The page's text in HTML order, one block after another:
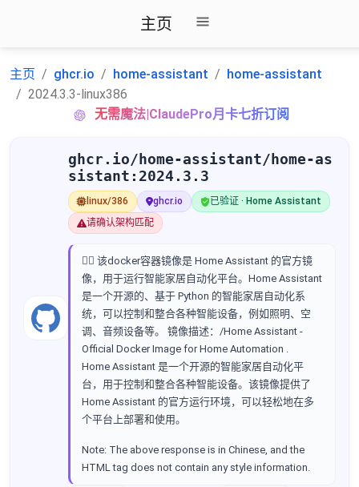
主页
主页 ghcr.io home-assistant
home-assistant
2024.3.3-linux386
无需魔法|ClaudePro月卡七折订阅
ghcr.io/home-assistant/home-as
sistant:2024.3.3
linux/386 ghcr.io
已验证 · Home Assistant
请确认架构匹配
🏠️‍💡️ 该docker容器镜像是 Home Assistant 的官方镜
像，用于运行智能家居自动化平台。Home Assistant
是一个开源的、基于 Python 的智能家居自动化系
统，可以控制和整合各种智能设备，例如照明、空
调、音频设备等。 镜像描述：/Home Assistant -
Official Docker Image for Home Automation .
Home Assistant 是一个开源的智能家居自动化平
台，用于控制和整合各种智能设备。该镜像提供了
Home Assistant 的官方运行环境，可以轻松地在多
个平台上部署和使用。
Note: The above response is in Chinese, and the
HTML tag does not contain any style information.